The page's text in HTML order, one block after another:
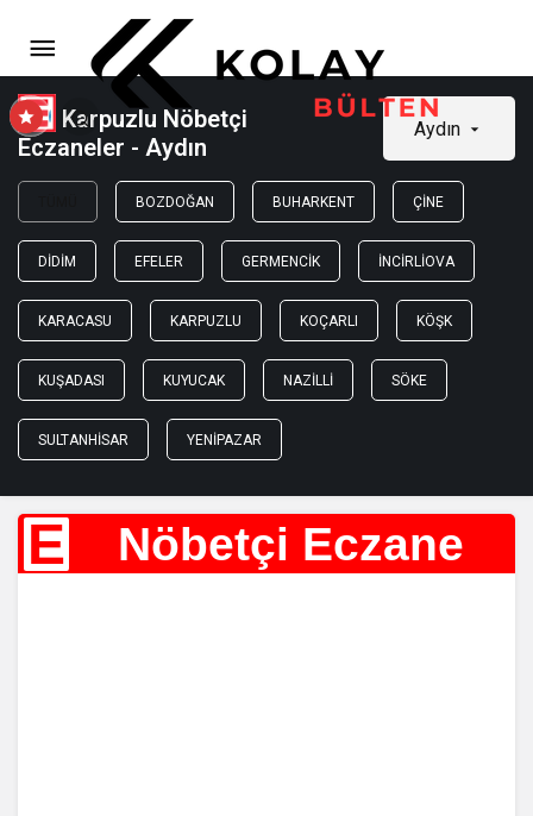
Karpuzlu Nöbetçi
Eczaneler - Aydın
Aydın
BOZDOĞAN BUHARKENT ÇINE
DIDIM EFELER GERMENCIK İNCIRLIOVA
KARACASU KARPUZLU KOÇARLI KÖŞK
KUŞADASI KUYUCAK NAZILLI SÖKE
SULTANHISAR YENIPAZAR
E Nöbetçi Eczane